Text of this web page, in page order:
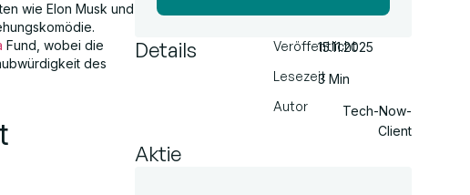
wie Elon Musk und
Fund, wobei die
des
Details
Veröffentlicht
Lesezeit
Autor
15.11.2025
3 Min
Tech-Now-
Client
Aktie